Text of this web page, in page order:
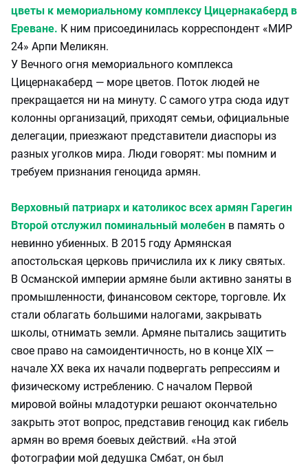
цветы к мемориальному комплексу Цицернакаберд в
Ереване. К ним присоединилась корреспондент «МИР
24» Арпи Меликян.
У Вечного огня мемориального комплекса
Цицернакаберд — море цветов. Поток людей не
прекращается ни на минуту. С самого утра сюда идут
колонны организаций, приходят семьи, официальные
делегации, приезжают представители диаспоры из
разных уголков мира. Люди говорят: мы помним и
требуем признания геноцида армян.
Верховный патриарх и католикос всех армян Гарегин
Второй отслужил поминальный молебен в память о
невинно убиенных. В 2015 году Армянская
апостольская церковь причислила их к лику святых.
В Османской империи армяне были активно заняты в
промышленности, финансовом секторе, торговле. Их
стали облагать большими налогами, закрывать
школы, отнимать земли. Армяне пытались защитить
свое право на самоидентичность, но в конце XIX —
начале XX века их начали подвергать репрессиям и
физическому истреблению. С началом Первой
мировой войны младотурки решают окончательно
закрыть этот вопрос, представив геноцид как гибель
армян во время боевых действий. «На этой
фотографии мой дедушка Смбат, он был